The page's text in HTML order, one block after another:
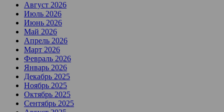
Август 2026
Июль 2026
Июнь 2026
Май 2026
Апрель 2026
Март 2026
Февраль 2026
Январь 2026
Декабрь 2025
Ноябрь 2025
Октябрь 2025
Сентябрь 2025